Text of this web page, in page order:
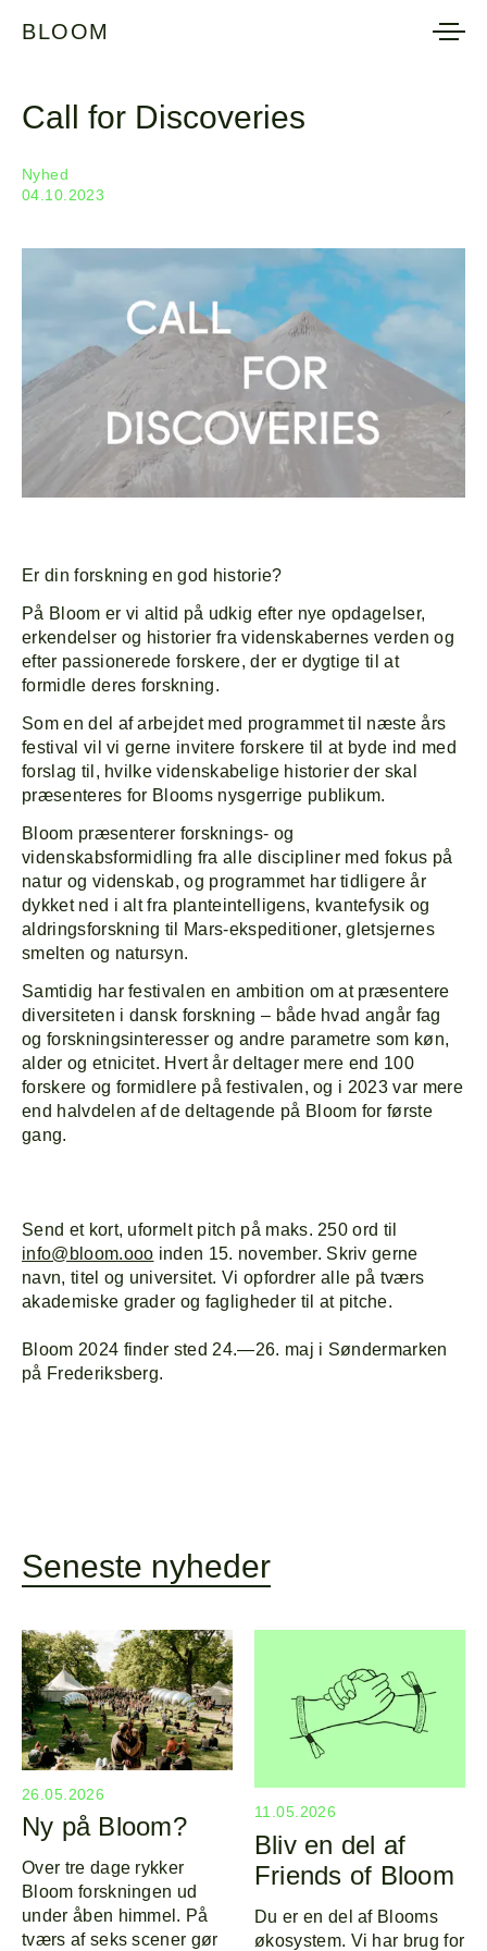
BLOOM
Forside
Program
Line-up
Call for Discoveries
Nyhed
04.10.2023
Er din forskning en god historie?
På Bloom er vi altid på udkig efter nye opdagelser,
erkendelser og historier fra videnskabernes verden og
efter passionerede forskere, der er dygtige til at
formidle deres forskning.
Som en del af arbejdet med programmet til næste års
festival vil vi gerne invitere forskere til at byde ind med
forslag til, hvilke videnskabelige historier der skal
præsenteres for Blooms nysgerrige publikum.
Bloom præsenterer forsknings- og
videnskabsformidling fra alle discipliner med fokus på
natur og videnskab, og programmet har tidligere år
dykket ned i alt fra planteintelligens, kvantefysik og
aldringsforskning til Mars-ekspeditioner, gletsjernes
smelten og natursyn.
Samtidig har festivalen en ambition om at præsentere
diversiteten i dansk forskning – både hvad angår fag
og forskningsinteresser og andre parametre som køn,
alder og etnicitet. Hvert år deltager mere end 100
forskere og formidlere på festivalen, og i 2023 var mere
end halvdelen af de deltagende på Bloom for første
gang.
Send et kort, uformelt pitch på maks. 250 ord til
info@bloom.ooo inden 15. november. Skriv gerne
navn, titel og universitet. Vi opfordrer alle på tværs
akademiske grader og fagligheder til at pitche.
Bloom 2024 finder sted 24.—26. maj i Søndermarken
på Frederiksberg.
Seneste nyheder
26.05.2026
Ny på Bloom?
Over tre dage rykker
Bloom forskningen ud
under åben himmel. På
tværs af seks scener gør
11.05.2026
Bliv en del af
Friends of Bloom
Du er en del af Blooms
økosystem. Vi har brug for